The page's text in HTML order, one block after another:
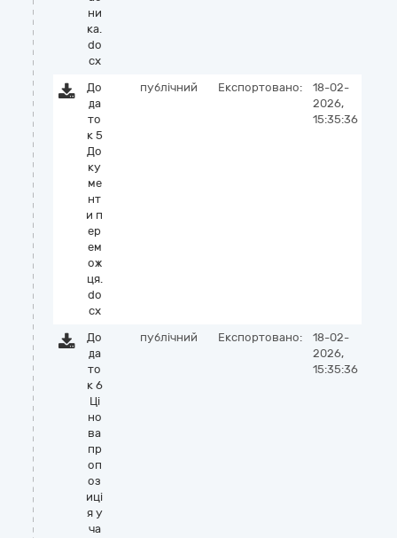
ни
ка.
do
cx
До
да
то
к 5
До
ку
ме
нт
и п
ер
ем
ож
ця.
do
cx
публічний Експортовано:
18-02-
2026,
15:35:36
До
да
то
к 6
Ці
но
ва
пр
оп
оз
иці
я у
ча
публічний Експортовано:
18-02-
2026,
15:35:36